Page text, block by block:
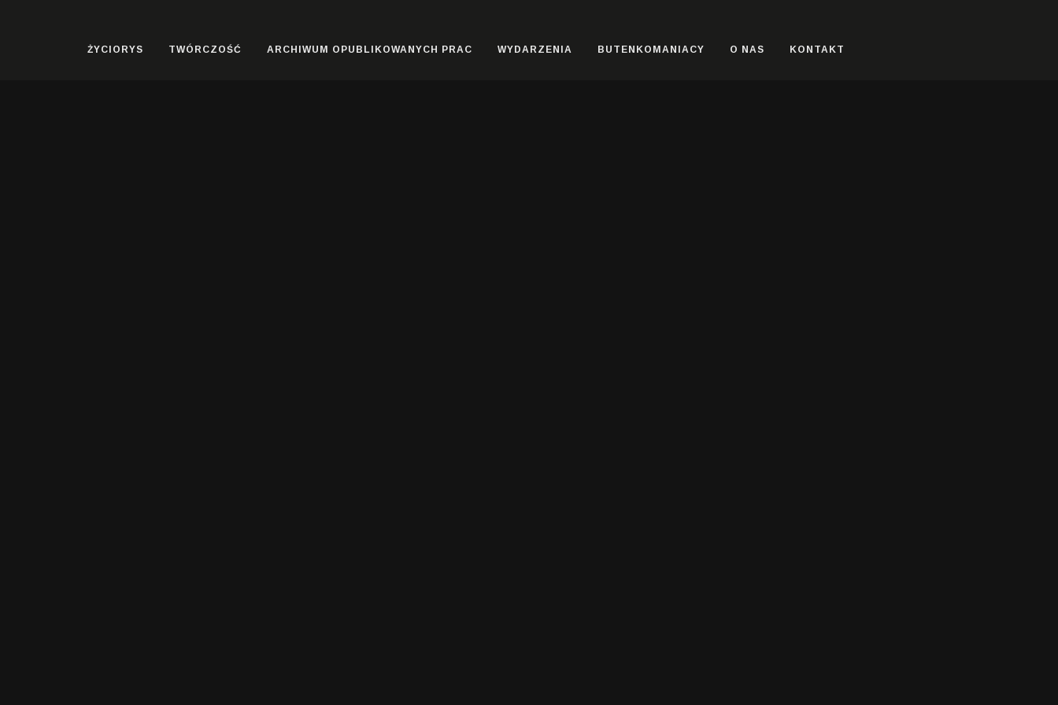
ŻYCIORYS TWÓRCZOŚĆ ARCHIWUM OPUBLIKOWANYCH PRAC WYDARZENIA BUTENKOMANIACY O NAS KONTAKT